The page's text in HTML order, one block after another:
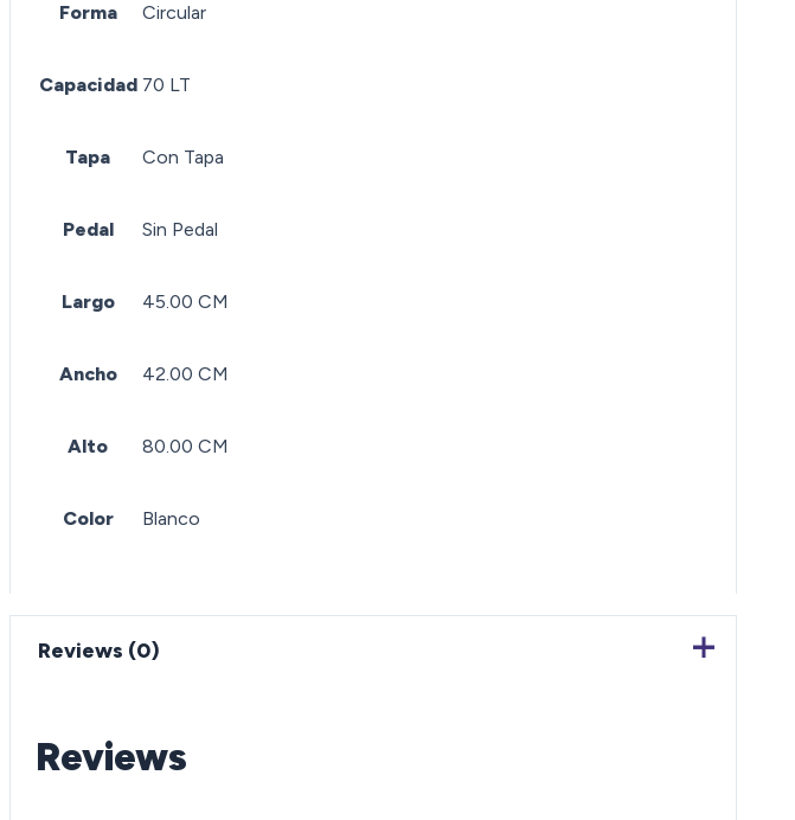
Forma Circular
Capacidad 70 LT
Tapa Con Tapa
Pedal Sin Pedal
Largo 45.00 CM
Ancho 42.00 CM
Alto 80.00 CM
Color Blanco
Reviews (0)
Reviews